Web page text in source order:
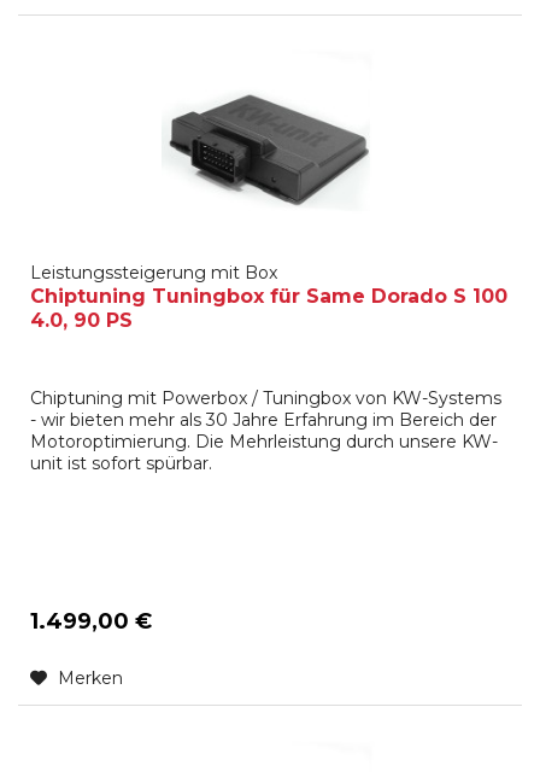
Leistungssteigerung mit Box
Chiptuning Tuningbox für Same Dorado S 100
4.0, 90 PS
Chiptuning mit Powerbox / Tuningbox von KW-Systems
- wir bieten mehr als 30 Jahre Erfahrung im Bereich der
Motoroptimierung. Die Mehrleistung durch unsere KW-
unit ist sofort spürbar.
1.499,00 €
Merken